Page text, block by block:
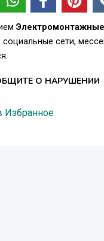
социальные сети,
О НАРУШЕНИИ
Избранное